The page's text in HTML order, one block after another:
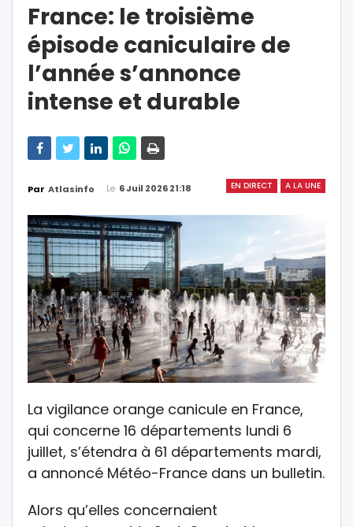
France: le troisième
épisode caniculaire de
l’année s’annonce
intense et durable
EN DIRECT A LA UNE
Par Atlasinfo Le 6 Juil 2026 21:18
La vigilance orange canicule en France,
qui concerne 16 départements lundi 6
juillet, s’étendra à 61 départements mardi,
a annoncé Météo-France dans un bulletin.
Alors qu’elles concernaient